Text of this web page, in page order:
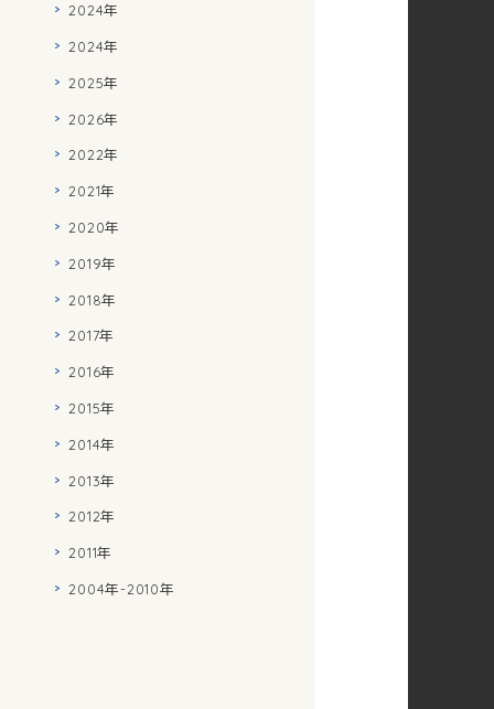
2024年
2024年
2025年
2026年
2022年
2021年
2020年
2019年
2018年
2017年
2016年
2015年
2014年
2013年
2012年
2011年
2004年-2010年